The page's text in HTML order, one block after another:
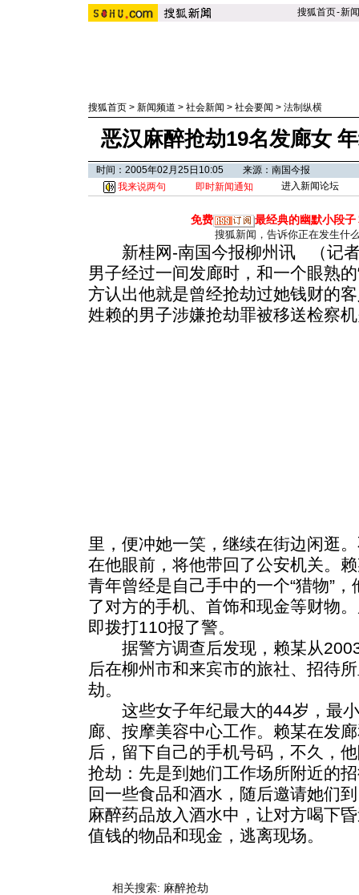
搜狐首页-新闻
搜狐首页 > 新闻频道 > 社会新闻 > 社会要闻 > 法制纵横
恶汉麻醉抢劫19名发廊女
时间：2005年02月25日10:05 来源：南国今报
我来说两句
即时新闻通知 进入新闻论坛
免费 最经典的幽默小段子
搜狐新闻，告诉你正在发生什
新桂网-南国今报柳州讯 （记者
男子经过一间发廊时，和一个眼熟
方认出他就是曾经抢劫过她钱财的
姓赖的男子涉嫌抢劫罪被移送检察
里，便冲她一笑，继续在街边闲逛
在他眼前，将他带回了公安机关。
青年曾经是自己手中的一个“猎物”
了对方的手机、首饰和现金等财物
即拨打110报了警。
据警方调查后发现，赖某从
后在柳州市和来宾市的旅社、招待
劫。
这些女子年纪最大的44岁，最小
廊、按摩美容中心工作。赖某在发
后，留下自己的手机号码，不久，
抢劫：先是到她们工作场所附近的
回一些食品和酒水，随后邀请她们
麻醉药品放入酒水中，让对方喝下
值钱的物品和现金，逃离现场。
相关搜索: 麻醉抢劫